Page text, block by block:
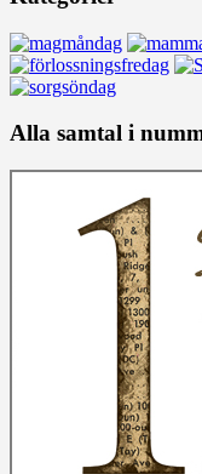
Alla samtal i